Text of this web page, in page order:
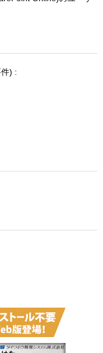
) :